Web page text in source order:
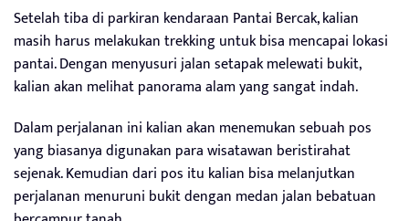
Setelah tiba di parkiran kendaraan Pantai Bercak, kalian
masih harus melakukan trekking untuk bisa mencapai lokasi
pantai. Dengan menyusuri jalan setapak melewati bukit,
kalian akan melihat panorama alam yang sangat indah.
Dalam perjalanan ini kalian akan menemukan sebuah pos
yang biasanya digunakan para wisatawan beristirahat
sejenak. Kemudian dari pos itu kalian bisa melanjutkan
perjalanan menuruni bukit dengan medan jalan bebatuan